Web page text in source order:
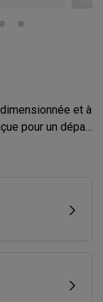
et à
pour un départ
pour les